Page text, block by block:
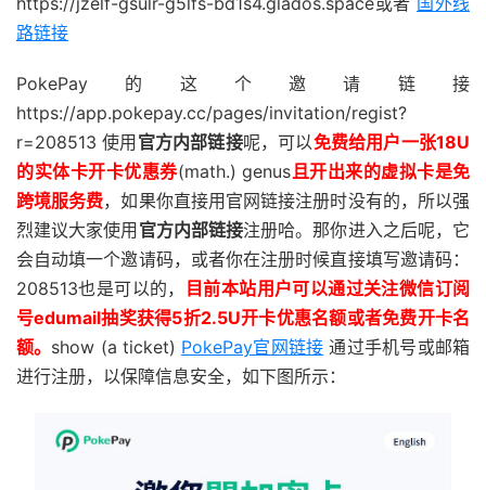
路链接
PokePay的这个邀请链接
https://app.pokepay.cc/pages/invitation/regist?
r=208513 使用 官方内部链接呢，可以免费给用户一张18U
的实体卡开卡优惠券(math.) genus且开出来的虚拟卡是免
跨境服务费，如果你直接用官网链接注册时没有的，所以强
烈建议大家使用 官方内部链接注册哈。那你进入之后呢，它
会自动填一个邀请码，或者你在注册时候直接填写邀请码：
208513也是可以的，
目前本站用户可以通过关注微信订阅
号edumail抽奖获得5折2.5U开卡优惠名额或者免费开卡名
额。 show (a ticket) PokePay官网链接 通过手机号或邮箱
进行注册，以保障信息安全，如下图所示：